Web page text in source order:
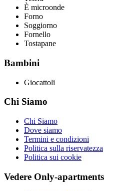
È microonde
Forno
Soggiorno
Fornello
Tostapane
Bambini
Giocattoli
Chi Siamo
Chi Siamo
Dove siamo
Termini e condizioni
Politica sulla riservatezza
Politica sui cookie
Vedere Only-apartments